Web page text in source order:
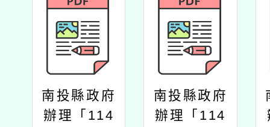
南投縣政府
辦理「114
南投縣政府
辦理「114